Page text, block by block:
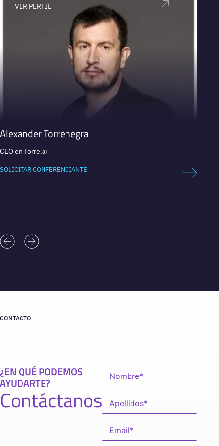
VER PERFIL
Alexander Torrenegra
CEO en Torre.ai
SOLICITAR CONFERENCIANTE
CONTACTO
¿EN QUÉ PODEMOS
AYUDARTE?
Contáctanos